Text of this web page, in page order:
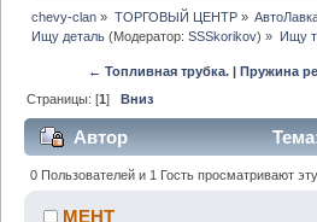
chevy-clan » ТОРГОВЫЙ ЦЕНТР»
Ищу деталь (Модератор:SSSkorikov) » Ищу
← Топливная трубка.| Пружина
Страницы: [1]Вниз
Автор
модуль на 800-ю (Прочитано
0 Пользователей и 1 Гость просматривают
МЕНТ